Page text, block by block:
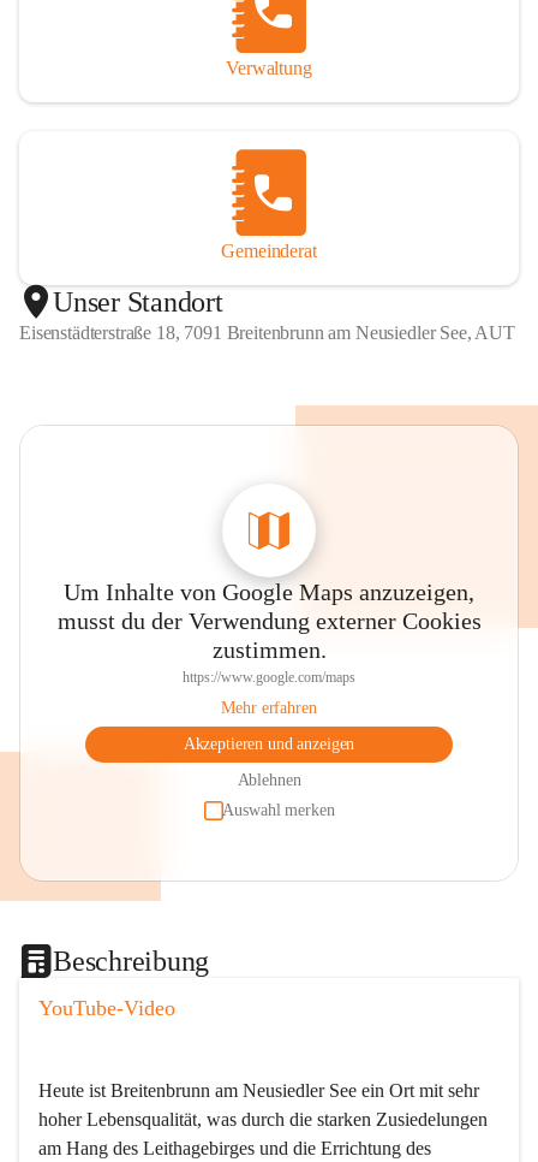
Verwaltung
Gemeinderat
Unser Standort
Eisenstädterstraße 18, 7091 Breitenbrunn am Neusiedler See, AUT
Um Inhalte von Google Maps anzuzeigen,
musst du der Verwendung externer Cookies
zustimmen.
https://www.google.com/maps
Mehr erfahren
Akzeptieren und anzeigen
Ablehnen
Auswahl merken
Beschreibung
YouTube-Video
Heute ist Breitenbrunn am Neusiedler See ein Ort mit sehr
hoher Lebensqualität, was durch die starken Zusiedelungen
am Hang des Leithagebirges und die Errichtung des